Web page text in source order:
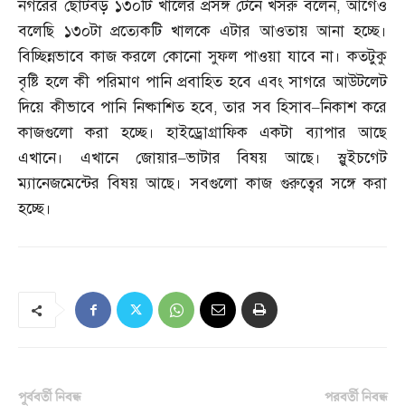
নগরের ছোটবড় ১৩০টি খালের প্রসঙ্গ টেনে খসরু বলেন,আগেও
বলেছি ১৩০টা প্রত্যেকটি খালকে এটার আওতায় আনা হচ্ছে।
বিচ্ছিন্নভাবে কাজ করলে কোনো সুফল পাওয়া যাবে না। কতটুকু
বৃষ্টি হলে কী পরিমাণ পানি প্রবাহিত হবে এবং সাগরে আউটলেট
দিয়ে কীভাবে পানি নিষ্কাশিত হবে,তার সব হিসাব–নিকাশ করে
কাজগুলো করা হচ্ছে। হাইড্রোগ্রাফিক একটা ব্যাপার আছে
এখানে। এখানে জোয়ার–ভাটার বিষয় আছে। স্লুইচগেট
ম্যানেজমেন্টের বিষয় আছে। সবগুলো কাজ গুরুত্বের সঙ্গে করা
হচ্ছে।
পূর্ববর্তী নিবন্ধ
পরবর্তী নিবন্ধ